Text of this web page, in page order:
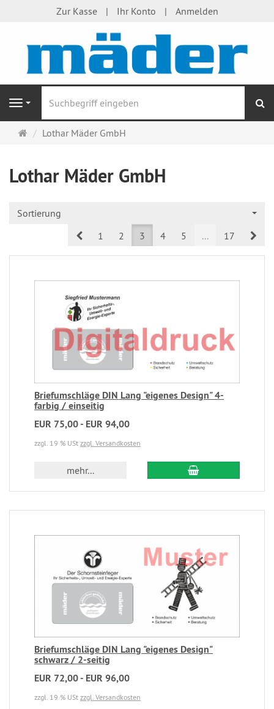
Zur Kasse Ihr Konto Anmelden
Navigation
Startseite
Lothar Mäder GmbH
Lothar Mäder GmbH
Sortierung
Prev1 2 3 4 5 ... 17
Briefumschläge DIN Lang "eigenes Design" 4-
farbig / einseitig
EUR 75,00 - EUR 94,00
zzgl. 19 % USt zzgl. Versandkosten
mehr...
Briefumschläge DIN Lang "eigenes Design"
schwarz / 2-seitig
EUR 72,00 - EUR 96,00
zzgl. 19 % USt zzgl. Versandkosten